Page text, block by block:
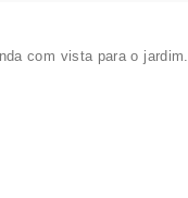
com vista para o jardim.